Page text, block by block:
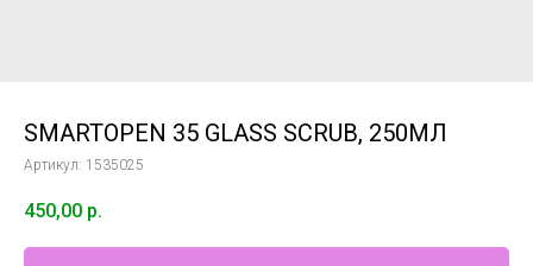
SMARTOPEN 35 GLASS SCRUB, 250МЛ
Артикул: 1535025
450,00 р.